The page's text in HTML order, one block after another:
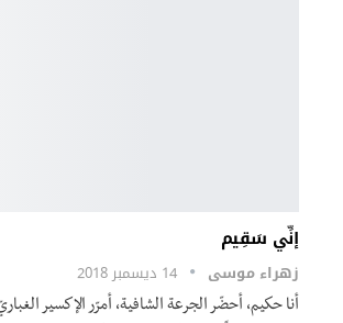
إنِّي سَقِيم
زهراء موسى 14 ديسمبر 2018
أنا حكيم، أحضّر الجرعة الشافية، أمرّر الإكسير